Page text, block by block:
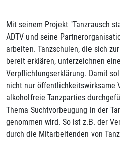
Mit seinem Projekt "Tanzrausch
ADTV und seine
arbeiten. Tanzschulen, die sich
bereit erklären, unterzeichnen
Verpflichtungserklärung. Damit
nicht nur öffentlichkeitswirksame
alkoholfreie Tanzparties
Thema Suchtvorbeugung in der
genommen wird. So ist z.B. der
durch die Mitarbeitenden von